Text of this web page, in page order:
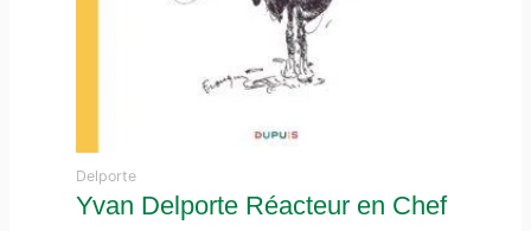
Delporte
Yvan Delporte Réacteur en Chef